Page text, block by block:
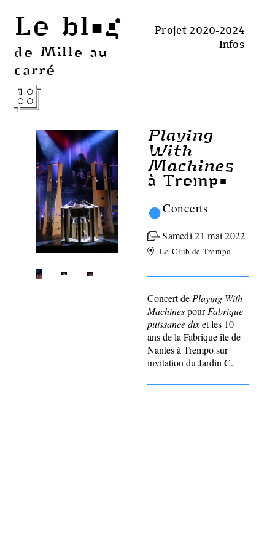
Le blog
de Mille au
carré
Projet 2020-2024
Infos
Playing
With
Machines
à Trempo
• Concerts
Samedi 21 mai 2022
Le Club de Trempo
Concert dePlaying With
MachinespourFabrique
puissance dixet les 10
ans de la Fabrique île de
Nantes à Trempo sur
invitation du Jardin C.